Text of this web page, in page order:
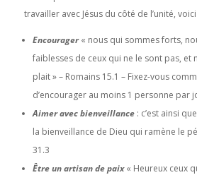
travailler avec Jésus du côté de l’unité,
Encourager« nous qui sommes forts,
faiblesses de ceux qui ne le sont pas, et
plait » – Romains 15.1 – Fixez-vous
d’encourager au moins 1 personne par
Aimer avec bienveillance : c’est ainsi
la bienveillance de Dieu qui ramène le
31.3
Être un artisan de paix « Heureux ceux